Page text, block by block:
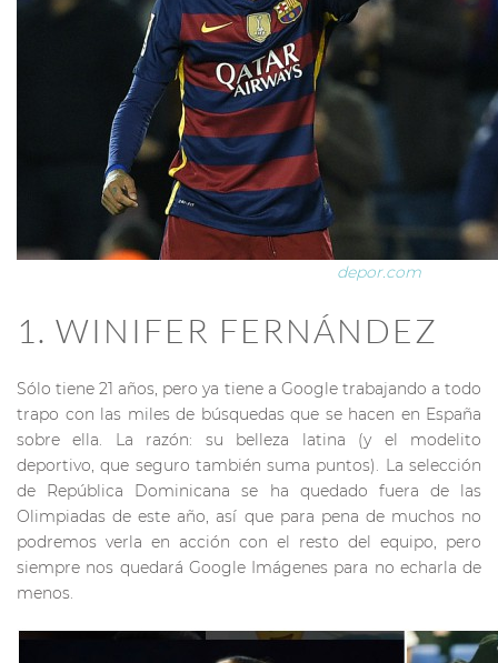
depor.com
1. WINIFER FERNÁNDEZ
Sólo tiene 21 años, pero ya tiene a Google trabajando a todo
trapo con las miles de búsquedas que se hacen en España
sobre ella. La razón: su belleza latina (y el modelito
deportivo, que seguro también suma puntos). La selección
de República Dominicana se ha quedado fuera de las
Olimpiadas de este año, así que para pena de muchos no
podremos verla en acción con el resto del equipo, pero
siempre nos quedará Google Imágenes para no echarla de
menos.